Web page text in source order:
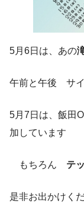
5月6日は、あの
午前と午後 サ
5月7日は、飯田
加しています
もちろん テ
是非お出かけく